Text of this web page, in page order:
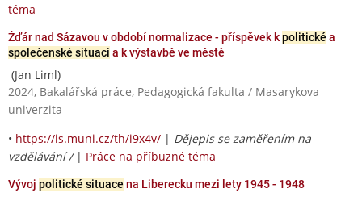
téma
Žďár nad Sázavou v období normalizace - příspěvek kpolitické a
společenské situaci a k výstavbě ve městě
(Jan Liml)
2024, Bakalářská práce, Pedagogická fakulta / Masarykova
univerzita
• https://is.muni.cz/th/i9x4v/ | Dějepis se zaměřením na
vzdělávání / | Práce na příbuzné téma
Vývoj politické situace na Liberecku mezi lety 1945 - 1948